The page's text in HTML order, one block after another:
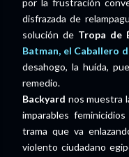
por la frustración
disfrazada de
solución de Tropa de
Batman, el Caballero
desahogo, la huída,
remedio.
Backyard nos muestra
imparables
trama que va
violento ciudadano